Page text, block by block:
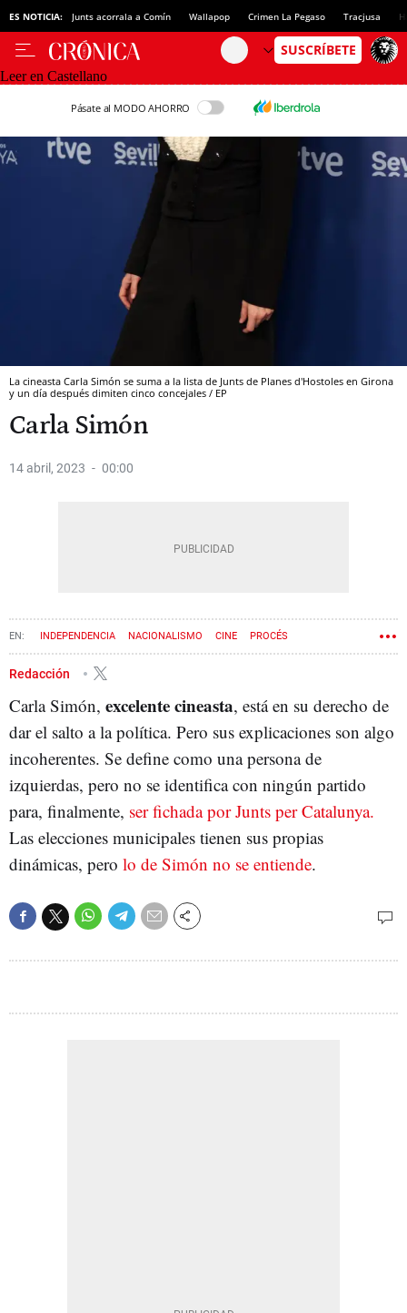
ES NOTICIA: Junts acorrala a Comín Wallapop Crimen La Pegaso Tracjusa
Leer en Castellano
Pásate al MODO AHORRO
La cineasta Carla Simón se suma a la lista de Junts de Planes d'Hostoles en Girona
y un día después dimiten cinco concejales / EP
Carla Simón
14 abril, 2023 00:00
INDEPENDENCIA NACIONALISMO CINE PROCÉS
JUNTS PER CATALUNYA
Redacción
Carla Simón, excelente cineasta, está en su derecho de
dar el salto a la política. Pero sus explicaciones son algo
incoherentes. Se define como una persona de
izquierdas, pero no se identifica con ningún partido
para, finalmente, ser fichada por Junts per Catalunya.
Las elecciones municipales tienen sus propias
dinámicas, pero lo de Simón no se entiende.